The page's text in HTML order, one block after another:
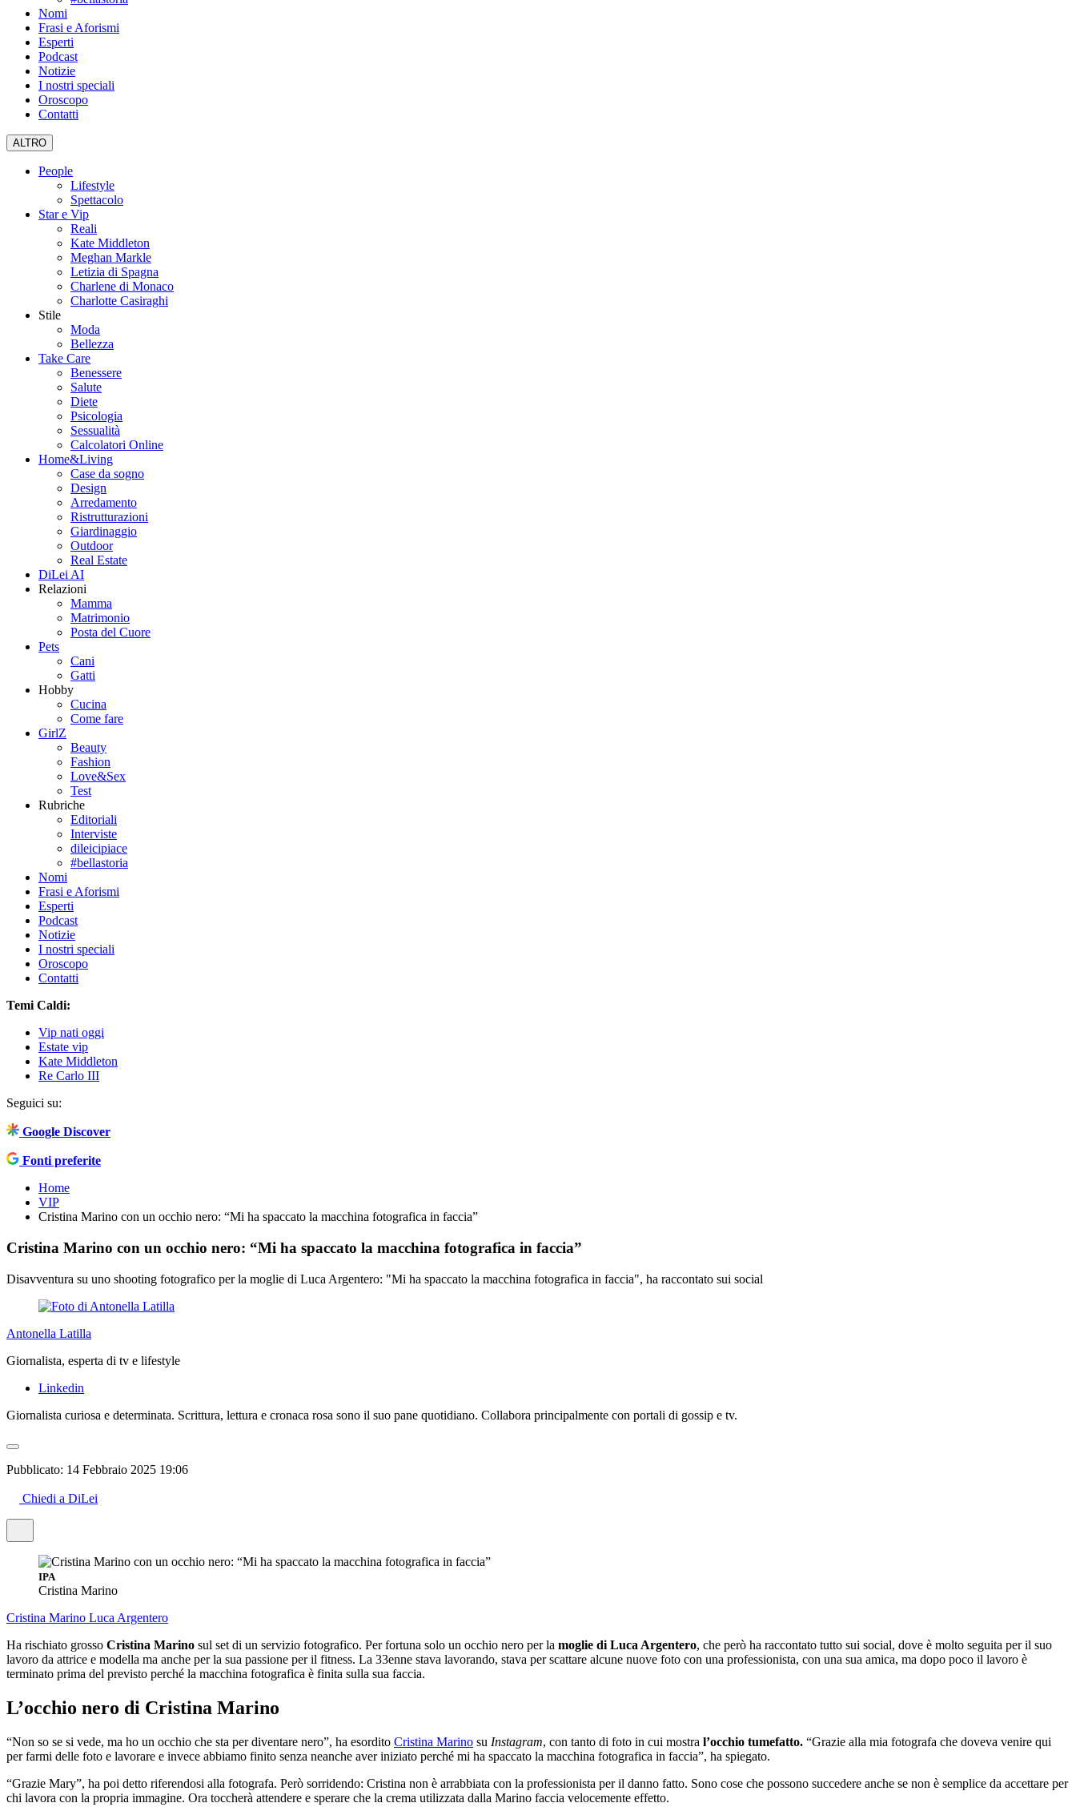
Nomi
Frasi e Aforismi
Esperti
Podcast
Notizie
I nostri speciali
Oroscopo
Contatti
ALTRO
People
Lifestyle
Spettacolo
Star e Vip
Reali
Kate Middleton
Meghan Markle
Letizia di Spagna
Charlene di Monaco
Charlotte Casiraghi
Stile
Moda
Bellezza
Take Care
Benessere
Salute
Diete
Psicologia
Sessualità
Calcolatori Online
Home&Living
Case da sogno
Design
Arredamento
Ristrutturazioni
Giardinaggio
Outdoor
Real Estate
DiLei AI
Relazioni
Mamma
Matrimonio
Posta del Cuore
Pets
Cani
Gatti
Hobby
Cucina
Come fare
GirlZ
Beauty
Fashion
Love&Sex
Test
Rubriche
Editoriali
Interviste
dileicipiace
#bellastoria
Nomi
Frasi e Aforismi
Esperti
Podcast
Notizie
I nostri speciali
Oroscopo
Contatti
Temi Caldi:
Vip nati oggi
Estate vip
Kate Middleton
Re Carlo III
Seguici su:
Google Discover
Fonti preferite
Home
VIP
Cristina Marino con un occhio nero: “Mi ha spaccato la macchina fotografica in faccia”
Cristina Marino con un occhio nero: “Mi ha spaccato la macchina fotografica in faccia”
Disavventura su uno shooting fotografico per la moglie di Luca Argentero: "Mi ha spaccato la macchina fotografica in faccia", ha raccontato sui social
Antonella Latilla
Giornalista, esperta di tv e lifestyle
Linkedin
Giornalista curiosa e determinata. Scrittura, lettura e cronaca rosa sono il suo pane quotidiano. Collabora principalmente con portali di gossip e tv.
Pubblicato: 14 Febbraio 2025 19:06
Chiedi a DiLei
IPA
Cristina Marino
Cristina Marino Luca Argentero
Ha rischiato grosso Cristina Marino sul set di un servizio fotografico. Per fortuna solo un occhio nero per la moglie di Luca Argentero, che però ha raccontato tutto sui social, dove è molto seguita per il suo
lavoro da attrice e modella ma anche per la sua passione per il fitness. La 33enne stava lavorando, stava per scattare alcune nuove foto con una professionista, con una sua amica, ma dopo poco il lavoro è
terminato prima del previsto perché la macchina fotografica è finita sulla sua faccia.
L’occhio nero di Cristina Marino
“Non so se si vede, ma ho un occhio che sta per diventare nero”, ha esordito Cristina Marino su Instagram, con tanto di foto in cui mostra l’occhio tumefatto. “Grazie alla mia fotografa che doveva venire qui
per farmi delle foto e lavorare e invece abbiamo finito senza neanche aver iniziato perché mi ha spaccato la macchina fotografica in faccia”, ha spiegato.
“Grazie Mary”, ha poi detto riferendosi alla fotografa. Però sorridendo: Cristina non è arrabbiata con la professionista per il danno fatto. Sono cose che possono succedere anche se non è semplice da accettare per
chi lavora con la propria immagine. Ora toccherà attendere e sperare che la crema utilizzata dalla Marino faccia velocemente effetto.